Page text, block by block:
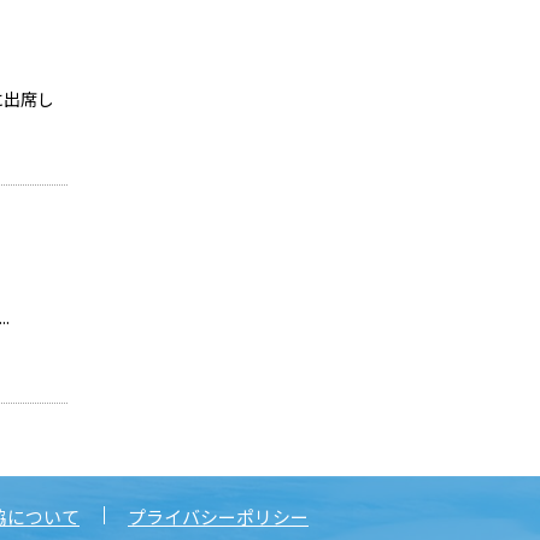
席し
について
プライバシーポリシー